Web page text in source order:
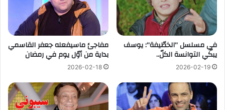
في مسلسل ”الخطّيفة”: يوسف
يبكّي التوانسة الكلّ..
2026-02-19
مفاجئ ماسيفعله جعفر القاسمي
بداية من أوّل يوم في رمضان
2026-02-18